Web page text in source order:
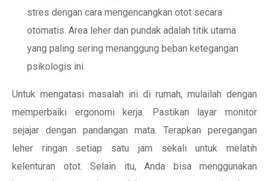
stres dengan cara mengencangkan otot secara
otomatis. Area leher dan pundak adalah titik utama
yang paling sering menanggung beban ketegangan
psikologis ini.
Untuk mengatasi masalah ini di rumah, mulailah dengan
memperbaiki ergonomi kerja. Pastikan layar monitor
sejajar dengan pandangan mata. Terapkan peregangan
leher ringan setiap satu jam sekali untuk melatih
kelenturan otot. Selain itu, Anda bisa menggunakan